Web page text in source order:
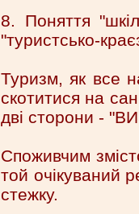
8. Поняття
"туристсько-
Туризм, як все
скотитися на
дві сторони -
Споживчим
той очікуваний
стежку.